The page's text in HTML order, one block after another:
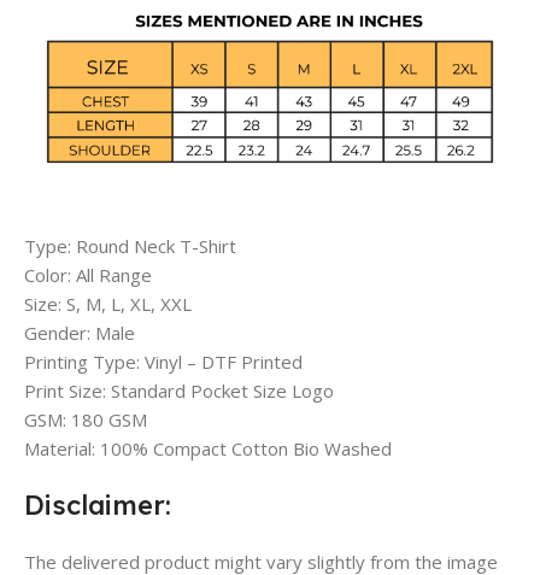
Type: Round Neck T-Shirt
Color: All Range
Size: S, M, L, XL, XXL
Gender: Male
Printing Type: Vinyl – DTF Printed
Print Size: Standard Pocket Size Logo
GSM: 180 GSM
Material: 100% Compact Cotton Bio Washed
Disclaimer:
The delivered product might vary slightly from the image